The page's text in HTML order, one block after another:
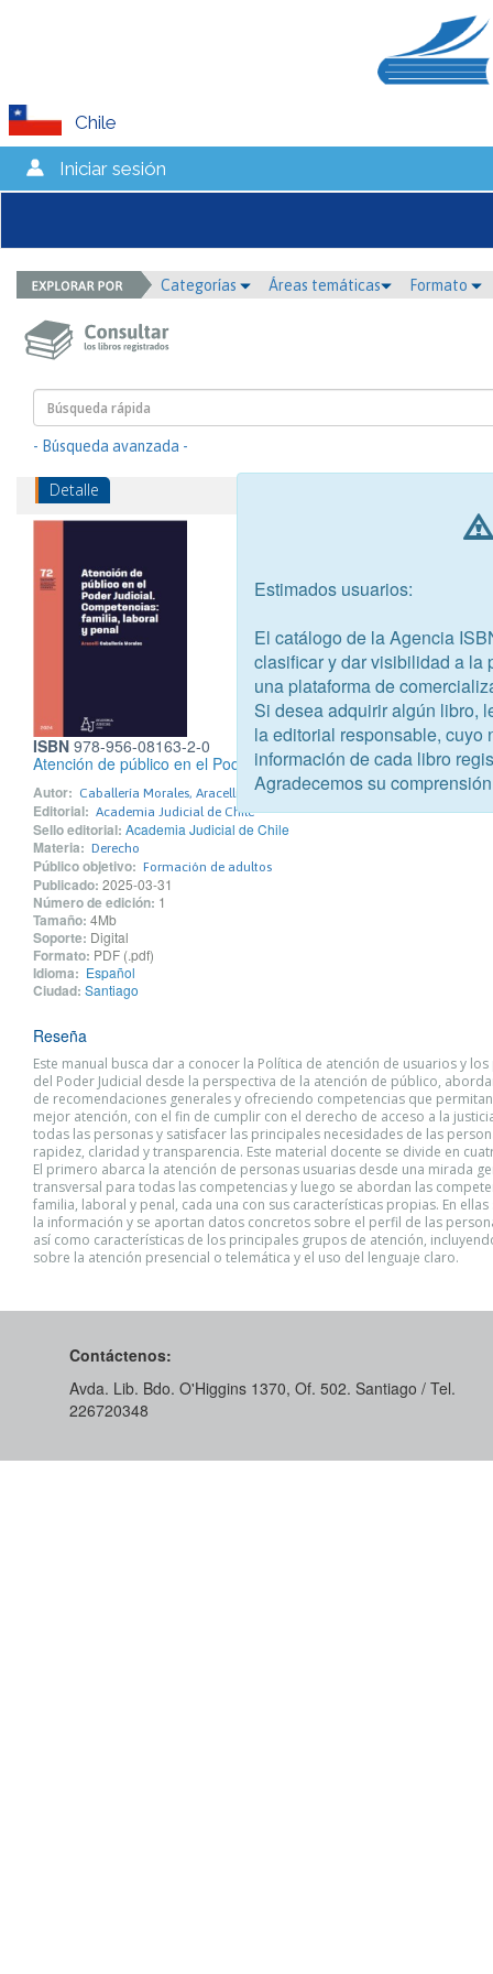
Chile
Iniciar sesión
Categorías Áreas temáticas Formato
- Búsqueda avanzada -
Detalle
ISBN 978-956-08163-2-0
Atención de público en el Poder Judicial. Competencias: familia,
Autor: Caballería Morales, Aracelli
Editorial: Academia Judicial de Chile
Sello editorial: Academia Judicial de Chile
Materia: Derecho
Público objetivo: Formación de adultos
Publicado: 2025-03-31
Número de edición: 1
Tamaño: 4Mb
Soporte: Digital
Formato: PDF (.pdf)
Idioma: Español
Ciudad: Santiago
Reseña
Este manual busca dar a conocer la Política de atención de usuarios y
del Poder Judicial desde la perspectiva de la atención de público,
de recomendaciones generales y ofreciendo competencias que
mejor atención, con el fin de cumplir con el derecho de acceso a la
todas las personas y satisfacer las principales necesidades de las
rapidez, claridad y transparencia. Este material docente se divide en
El primero abarca la atención de personas usuarias desde una mirada
transversal para todas las competencias y luego se abordan las
familia, laboral y penal, cada una con sus características propias. En ellas
la información y se aportan datos concretos sobre el perfil de las
así como características de los principales grupos de atención,
sobre la atención presencial o telemática y el uso del lenguaje claro.
Contáctenos:
Avda. Lib. Bdo. O'Higgins 1370, Of. 502. Santiago / Tel.
226720348
Estimados usuarios:
El catálogo de la Agencia
clasificar y dar visibilidad a la
una plataforma de
Si desea adquirir algún libro,
la editorial responsable, cuyo
información de cada libro
Agradecemos su